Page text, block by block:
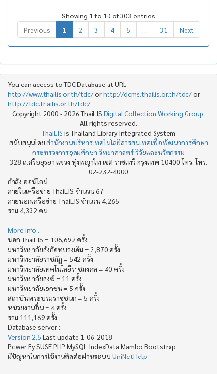
Showing 1 to 10 of 303 entries
Previous
1 2 3 4 5 31 Next
You can access to TDC Database at URL
http://www.thailis.or.th/tdc/orhttp://dcms.thailis.or.th/tdc/or
http://tdc.thailis.or.th/tdc/
Copyright 2000 - 2026 ThaiLIS Digital Collection Working Group
All rights reserved.
ThaiLIS is Thailand Library Integrated System
สนับสนุนโดย สำนักงานบริหารเทคโนโลยีสารสนเทศเพื่อพัฒนาการศึกษา
กระทรวงการอุดมศึกษา วิทยาศาสตร์ วิจัยและนวัตกรรม
328 ถ.ศรีอยุธยา แขวง ทุ่งพญาไท เขต ราชเทวี กรุงเทพ 10400 โทร. โทร.
02-232-4000
กำลัง ออน์ไลน์
ภายในเครือข่าย ThaiLIS จำนวน 67
ภายนอกเครือข่าย ThaiLIS จำนวน 4,265
รวม 4,332 คน
More info..
นอก ThaiLIS = 106,692 ครั้ง
มหาวิทยาลัยสังกัดทบวงเดิม = 3,870 ครั้ง
มหาวิทยาลัยราชภัฏ = 542 ครั้ง
มหาวิทยาลัยเทคโนโลยีราชมงคล = 40 ครั้ง
มหาวิทยาลัยสงฆ์ = 11 ครั้ง
มหาวิทยาลัยเอกชน = 5 ครั้ง
สถาบันพระบรมราชชนก = 5 ครั้ง
หน่วยงานอื่น = 4 ครั้ง
รวม 111,169 ครั้ง
Database server :
Version 2.5 Last update 1-06-2018
Power By SUSE PHP MySQL IndexData Mambo Bootstrap
มีปัญหาในการใช้งานติดต่อผ่านระบบ UniNetHelp